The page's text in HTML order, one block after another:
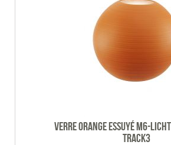
Verre orange essuyé M6-
track3